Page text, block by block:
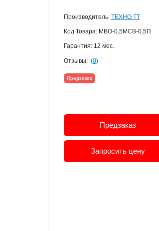
Производитель: ТЕХНО ТТ
Код Товара: МВО-0,5МСВ-0,5П
Гарантия: 12 мес.
Отзывы: (0)
Предзаказ
Предзаказ
Запросить цену